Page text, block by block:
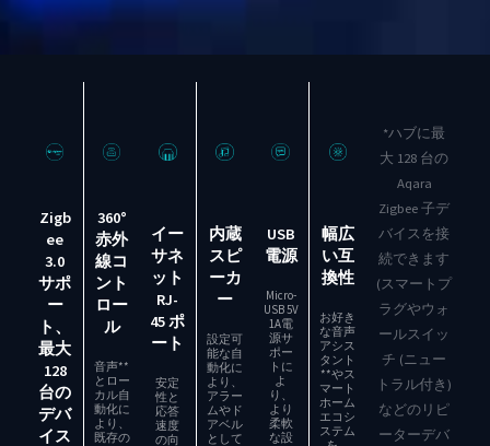
Zigb
ee
3.0
サポ
ー
ト、
最大
128
台の
デバ
イス
360°
赤外
線コ
ント
ロー
ル
音声**
とロー
カル自
動化に
より、
既存の
イー
サネ
ット
RJ-
45 ポ
ート
安定
性と
応答
速度
の向
内蔵
スピ
ーカ
ー
設定可
能な自
動化に
より、
アラー
ムやド
アベル
として
USB
電源
Micro-
USB 5V
1A電
源サ
ポー
トに
よ
り、
より
柔軟
な設
幅広
い互
換性
お好き
な音声
アシス
タント
**やス
マート
ホーム
エコシ
ステム
*ハブに最
大 128 台の
Aqara
Zigbee 子デ
バイスを接
続できます
(スマートプ
ラグやウォ
ールスイッ
チ (ニュー
トラル付き)
などのリピ
ーターデバ